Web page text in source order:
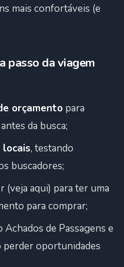
mais confortáveis (e
passo da viagem
orçamento para
da busca;
, testando
buscadores;
(veja aqui) para ter uma
para comprar;
de Passagens e
perder oportunidades